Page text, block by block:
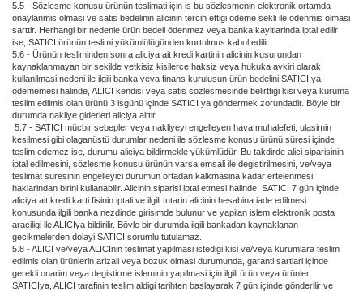
5.5 - Sözlesme konusu ürünün teslimati için is bu sözlesmenin elektronik ortamda
onaylanmis olmasi ve satis bedelinin alicinin tercih ettigi ödeme sekli ile ödenmis olmasi
sarttir. Herhangi bir nedenle ürün bedeli ödenmez veya banka kayitlarinda iptal edilir
ise, SATICI ürünün teslimi yükümlülügünden kurtulmus kabul edilir.
5.6 - Ürünün tesliminden sonra aliciya ait kredi kartinin alicinin kusurundan
kaynaklanmayan bir sekilde yetkisiz kisilerce haksiz veya hukuka aykiri olarak
kullanilmasi nedeni ile ilgili banka veya finans kurulusun ürün bedelini SATICI ya
ödememesi halinde, ALICI kendisi veya satis sözlesmesinde belirttigi kisi veya kuruma
teslim edilmis olan ürünü 3 isgünü içinde SATICI ya göndermek zorundadir. Böyle bir
durumda nakliye giderleri aliciya aittir.
5.7 - SATICI mücbir sebepler veya nakliyeyi engelleyen hava muhalefeti, ulasimin
kesilmesi gibi olaganüstü durumlar nedeni ile sözlesme konusu ürünü süresi içinde
teslim edemez ise, durumu aliciya bildirmekle yükümlüdür. Bu takdirde alici siparisinin
iptal edilmesini, sözlesme konusu ürünün varsa emsali ile degistirilmesini, ve/veya
teslimat süresinin engelleyici durumun ortadan kalkmasina kadar ertelenmesi
haklarindan birini kullanabilir. Alicinin siparisi iptal etmesi halinde, SATICI 7 gün içinde
aliciya ait kredi karti fisinin iptali ve ilgili tutarin alicinin hesabina iade edilmesi
konusunda ilgili banka nezdinde girisimde bulunur ve yapilan islem elektronik posta
araciligi ile ALICIya bildirilir. Böyle bir durumda ilgili bankadan kaynaklanan
gecikmelerden dolayi SATICI sorumlu tutulamaz.
5.8 - ALICI ve/veya ALICInin teslimat yapilmasi istedigi kisi ve/veya kurumlara teslim
edilmis olan ürünlerin arizali veya bozuk olmasi durumunda, garanti sartlari içinde
gerekli onarim veya degistirme isleminin yapilmasi için ilgili ürün veya ürünler
SATICIya, ALICI tarafinin teslim aldigi tarihten baslayarak 7 gün içinde gönderilir ve